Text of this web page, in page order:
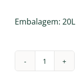
Embalagem: 20L
Quantidade